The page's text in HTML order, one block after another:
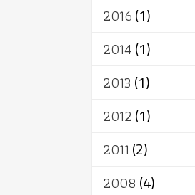
2016(1)
2014(1)
2013 (1)
2012(1)
2011 (2)
2008 (4)